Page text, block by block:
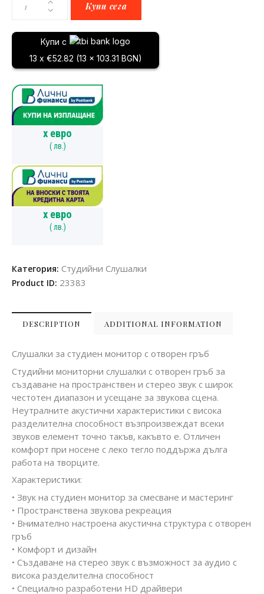
Купи сега
Купи с
13 x €52.82 (13 x 103.31 BGN)
x евро
(лв.)
x евро
(лв.)
Категория: Студийни Слушалки
Product ID: 23383
DESCRIPTION ADDITIONAL INFORMATION
Слушалки за студиен монитор с отворен гръб
Студийни мониторни слушалки с отворен гръб за
създаване на пространствен и стерео звук с широк
честотен диапазон и усещане за звукова сцена.
Неутралните акустични характеристики с висока
разделителна способност възпроизвеждат всеки
звуков елемент точно такъв, какъвто е. Отличен
комфорт при носене с леко тегло поддържа дълга
работа на творците.
Характеристики:
• Звук на студиен монитор за смесване и мастеринг
• Пространствена звукова рекреация
• Внимателно настроена акустична структура с отворен
гръб
• Комфорт и дизайн
• Създаване на стерео звук с възможност за аудио с
висока разделителна способност
• Специално разработени HD драйвери